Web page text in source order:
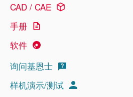
CAD / CAE
手册
软件
询问基恩士
样机演示/测试